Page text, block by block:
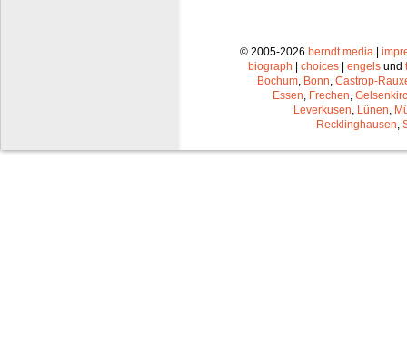
© 2005-2026 berndt media|
biograph
choices engels und
Bochum, Bonn, Castrop-
Essen, Frechen,
Leverkusen, Lünen,
Recklinghausen,